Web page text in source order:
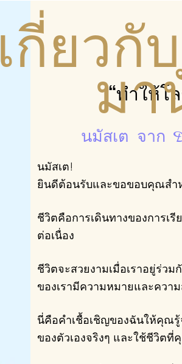
“ทำให้โ
นมัสเต จาก
นมัสเต!
ยินดีต้อนรับและขอขอบคุณสำ
ชีวิตคือการเดินทางของการเ
ต่อเนื่อง
ชีวิตจะสวยงามเมื่อเราอยู่ร่ว
ของเรามีความหมายและควา
นี่คือคำเชื้อเชิญของฉันให้คุณรู้
ของตัวเองจริงๆ และใช้ชีวิตที่
เกี่ยวกั
มา